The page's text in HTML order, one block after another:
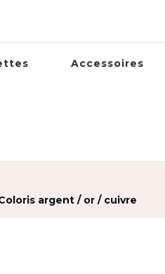
Accessoires
argent / or / cuivre